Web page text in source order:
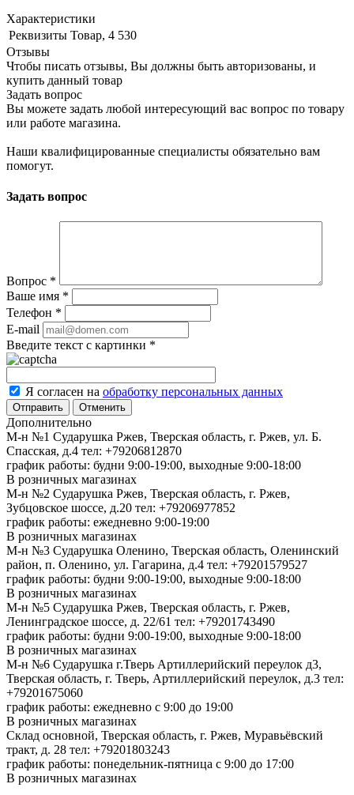
Характеристики
Реквизиты Товар, 4 530
Отзывы
Чтобы писать отзывы, Вы должны быть авторизованы, и
купить данный товар
Задать вопрос
Вы можете задать любой интересующий вас вопрос по товару
или работе магазина.
Наши квалифицированные специалисты обязательно вам
помогут.
Задать вопрос
Вопрос *
Ваше имя *
Телефон *
E-mail
Введите текст с картинки *
Я согласен на обработку персональных данных
Отменить
Дополнительно
М-н №1 Сударушка Ржев, Тверская область, г. Ржев, ул. Б.
Спасская, д.4 тел: +79206812870
график работы: будни 9:00-19:00, выходные 9:00-18:00
В розничных магазинах
М-н №2 Cударушка Ржев, Тверская область, г. Ржев,
Зубцовское шоссе, д.20 тел: +79206977852
график работы: ежедневно 9:00-19:00
В розничных магазинах
М-н №3 Сударушка Оленино, Тверская область, Оленинский
район, п. Оленино, ул. Гагарина, д.4 тел: +79201579527
график работы: будни 9:00-19:00, выходные 9:00-18:00
В розничных магазинах
М-н №5 Сударушка Ржев, Тверская область, г. Ржев,
Ленинградское шоссе, д. 22/61 тел: +79201743490
график работы: будни 9:00-19:00, выходные 9:00-18:00
В розничных магазинах
М-н №6 Сударушка г.Тверь Артиллерийский переулок д3,
Тверская область, г. Тверь, Артиллерийский переулок, д.3 тел:
+79201675060
график работы: ежедневно с 9:00 до 19:00
В розничных магазинах
Склад основной, Тверская область, г. Ржев, Муравьёвский
тракт, д. 28 тел: +79201803243
график работы: понедельник-пятница с 9:00 до 17:00
В розничных магазинах